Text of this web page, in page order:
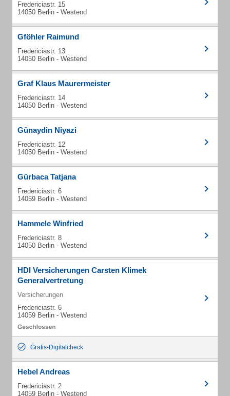
Fredericiastr. 15
14050 Berlin - Westend
Gföhler Raimund
Fredericiastr. 13
14050 Berlin - Westend
Graf Klaus Maurermeister
Fredericiastr. 14
14050 Berlin - Westend
Günaydin Niyazi
Fredericiastr. 12
14050 Berlin - Westend
Gürbaca Tatjana
Fredericiastr. 6
14059 Berlin - Westend
Hammele Winfried
Fredericiastr. 8
14050 Berlin - Westend
HDI Versicherungen Carsten Klimek
Generalvertretung
Versicherungen
Fredericiastr. 6
14059 Berlin - Westend
Gratis-Digitalcheck
Hebel Andreas
Fredericiastr. 2
14059 Berlin - Westend